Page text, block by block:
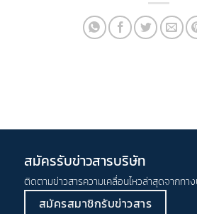
สมัครรับข่าวสารบริษัท
ติดตามข่าวสารความเคลื่อนไหวล่าสุดจากทา
สมัครสมาชิกรับข่าวสาร